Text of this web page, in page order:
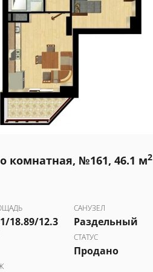
комнатная, №161, 46.1 м2
18.89/12.3
САНУЗЕЛ
Раздельный
СТАТУС
Продано